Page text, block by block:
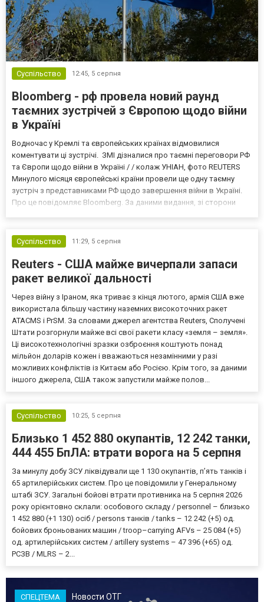
Суспільство 12:45, 5 серпня
Bloomberg - рф провела новий раунд
таємних зустрічей з Європою щодо війни
в Україні
Водночас у Кремлі та європейських країнах відмовилися
коментувати ці зустрічі. ЗМІ дізналися про таємні переговори РФ
та Європи щодо війни в Україні / / колаж УНІАН, фото REUTERS
Минулого місяця європейські країни провели ще одну таємну
зустріч з представниками РФ щодо завершення війни в Україні.
Про це повідомляє Bloomberg. За даними видання, зі сторони
Суспільство
11:29, 5 серпня
Reuters - США майже вичерпали запаси
ракет великої дальності
Через війну з Іраном, яка триває з кінця лютого, армія США вже
використала більшу частину наземних високоточних ракет
ATACMS і PrSM. За словами джерел агентства Reuters, Сполучені
Штати розгорнули майже всі свої ракети класу «земля – земля».
Ці високотехнологічні зразки озброєння коштують понад
мільйон доларів кожен і вважаються незамінними у разі
можливих конфліктів із Китаєм або Росією. Крім того, за даними
іншого джерела, США також запустили майже полов...
Суспільство 10:25, 5 серпня
Близько 1 452 880 окупантів, 12 242 танки,
444 455 БпЛА: втрати ворога на 5 серпня
За минулу добу ЗСУ ліквідували ще 1 130 окупантів, пʼять танків і
65 артилерійських систем. Про це повідомили у Генеральному
штабі ЗСУ. Загальні бойові втрати противника на 5 серпня 2026
року орієнтовно склали: особового складу / personnel – близько
1 452 880 (+1 130) осіб / persons танків / tanks – 12 242 (+5) од.
бойових броньованих машин / troop–carrying AFVs – 25 084 (+5)
од. артилерійських систем / artillery systems – 47 396 (+65) од.
РСЗВ / MLRS – 2...
СПЕЦТЕМА Новости ОТГ